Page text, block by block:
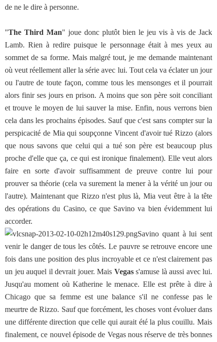
de ne le dire à personne.
"The Third Man" joue donc plutôt bien le jeu vis à vis de Jack
Lamb. Rien à redire puisque le personnage était à mes yeux au
sommet de sa forme. Mais malgré tout, je me demande maintenant
où veut réellement aller la série avec lui. Tout cela va éclater un jour
ou l'autre de toute façon, comme tous les mensonges et il pourrait
alors finir ses jours en prison. A moins que son père soit conciliant
et trouve le moyen de lui sauver la mise. Enfin, nous verrons bien
cela dans les prochains épisodes. Sauf que c'est sans compter sur la
perspicacité de Mia qui soupçonne Vincent d'avoir tué Rizzo (alors
que nous savons que celui qui a tué son père est beaucoup plus
proche d'elle que ça, ce qui est ironique finalement). Elle veut alors
faire en sorte d'avoir suffisamment de preuve contre lui pour
prouver sa théorie (cela va surement la mener à la vérité un jour ou
l'autre). Maintenant que Rizzo n'est plus là, Mia veut être à la tête
des opérations du Casino, ce que Savino va bien évidemment lui
accorder.
Savino quant à lui sent
venir le danger de tous les côtés. Le pauvre se retrouve encore une
fois dans une position des plus incroyable et ce n'est clairement pas
un jeu auquel il devrait jouer. Mais Vegass'amuse là aussi avec lui.
Jusqu'au moment où Katherine le menace. Elle est prête à dire à
Chicago que sa femme est une balance s'il ne confesse pas le
meurtre de Rizzo. Sauf que forcément, les choses vont évoluer dans
une différente direction que celle qui aurait été la plus couillu. Mais
finalement, ce nouvel épisode de Vegas nous réserve de très bonnes